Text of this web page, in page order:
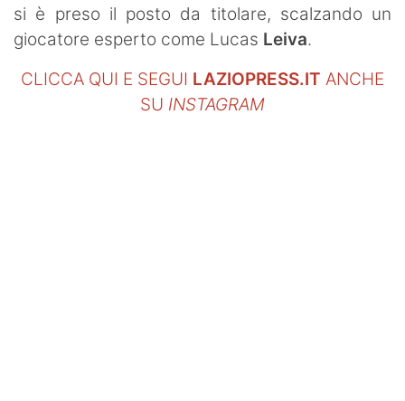
si è preso il posto da titolare, scalzando un
giocatore esperto come Lucas Leiva.
CLICCA QUI E SEGUI LAZIOPRESS.IT ANCHE
SU INSTAGRAM